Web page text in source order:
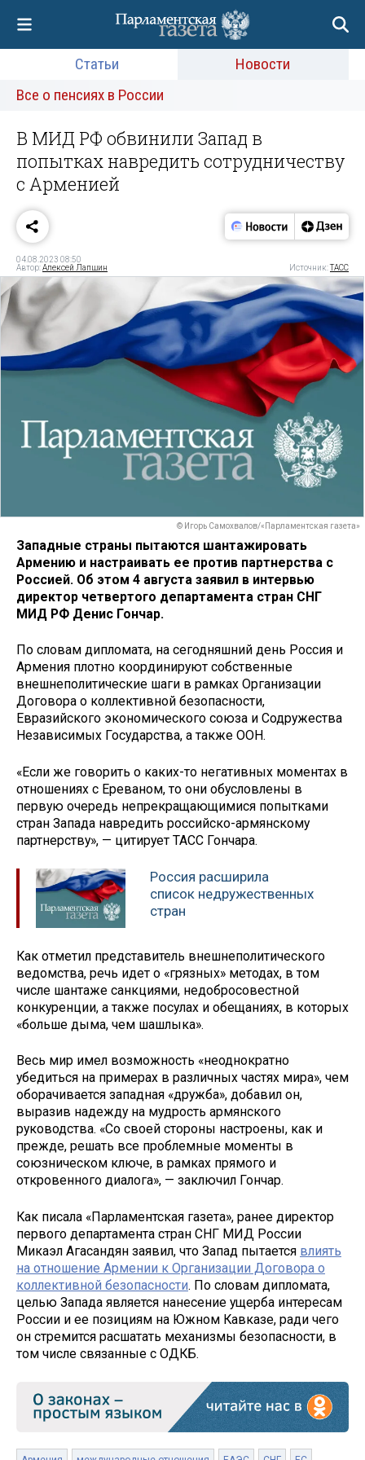
Статьи
Новости
Все о пенсиях в России
В МИД РФ обвинили Запад в
попытках навредить сотрудничеству
с Арменией
04.08.2023 08:50
Автор:Алексей Лапшин Источник:ТАСС
© Игорь Самохвалов/«Парламентская газета»
Западные страны пытаются шантажировать
Армению и настраивать ее против партнерства с
Россией. Об этом 4 августа заявил в интервью
директор четвертого департамента стран СНГ
МИД РФ Денис Гончар.
По словам дипломата, на сегодняшний день Россия и
Армения плотно координируют собственные
внешнеполитические шаги в рамках Организации
Договора о коллективной безопасности,
Евразийского экономического союза и Содружества
Независимых Государства, а также ООН.
«Если же говорить о каких-то негативных моментах в
отношениях с Ереваном, то они обусловлены в
первую очередь непрекращающимися попытками
стран Запада навредить российско-армянскому
партнерству», — цитирует ТАСС Гончара.
Россия расширила
список недружественных
стран
Как отметил представитель внешнеполитического
ведомства, речь идет о «грязных» методах, в том
числе шантаже санкциями, недобросовестной
конкуренции, а также посулах и обещаниях, в которых
«больше дыма, чем шашлыка».
Весь мир имел возможность «неоднократно
убедиться на примерах в различных частях мира», чем
оборачивается западная «дружба», добавил он,
выразив надежду на мудрость армянского
руководства. «Со своей стороны настроены, как и
прежде, решать все проблемные моменты в
союзническом ключе, в рамках прямого и
откровенного диалога», — заключил Гончар.
Как писала «Парламентская газета», ранее директор
первого департамента стран СНГ МИД России
Микаэл Агасандян заявил, что Запад пытается влиять
на отношение Армении к Организации Договора о
коллективной безопасности. По словам дипломата,
целью Запада является нанесение ущерба интересам
России и ее позициям на Южном Кавказе, ради чего
он стремится расшатать механизмы безопасности, в
том числе связанные с ОДКБ.